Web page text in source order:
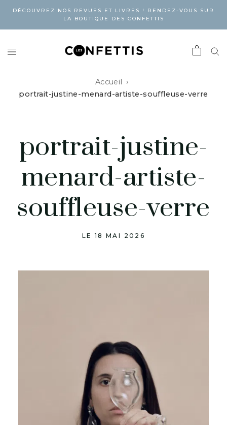
DÉCOUVREZ NOS REVUES ET LIVRES ! RENDEZ-VOUS SUR
LA BOUTIQUE DES CONFETTIS
Accueil
portrait-justine-menard-artiste-souffleuse-verre
portrait-justine-
menard-artiste-
souffleuse-verre
LE 18 MAI 2026